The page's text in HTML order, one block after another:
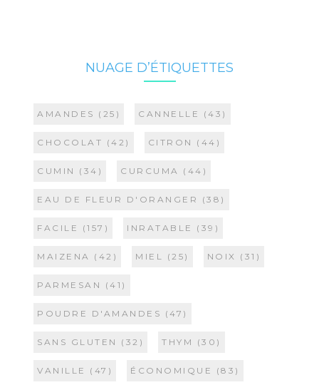
NUAGE D’ÉTIQUETTES
AMANDES (25) CANNELLE (43)
CHOCOLAT (42) CITRON (44)
CUMIN (34) CURCUMA (44)
EAU DE FLEUR D'ORANGER (38)
FACILE (157) INRATABLE (39)
MAIZENA (42) MIEL (25) NOIX (31)
PARMESAN (41)
POUDRE D'AMANDES (47)
SANS GLUTEN (32) THYM (30)
VANILLE (47) ÉCONOMIQUE (83)